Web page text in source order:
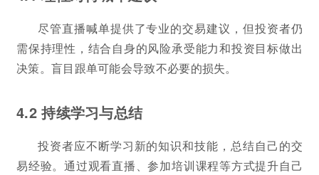
尽管直播喊单提供了专业的交易建议，但投资者仍
需保持理性，结合自身的风险承受能力和投资目标做出
决策。盲目跟单可能会导致不必要的损失。
4.2 持续学习与总结
投资者应不断学习新的知识和技能，总结自己的交
易经验。通过观看直播、参加培训课程等方式提升自己